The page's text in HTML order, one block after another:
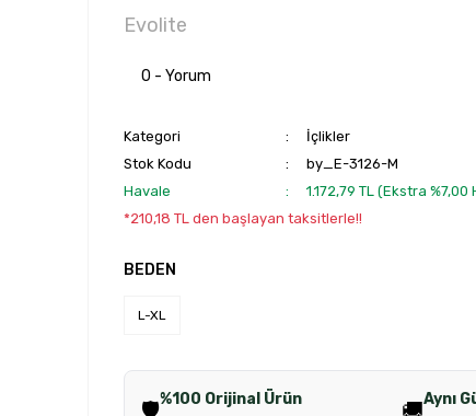
Evolite
0 - Yorum
Kategori
İçlikler
Stok Kodu
by_E-3126-M
Havale
1.172,79 TL (Ekstra %7,00
*210,18 TL den başlayan taksitlerle!!
BEDEN
L-XL
🛡️%100 Orijinal Ürün 🚚Aynı